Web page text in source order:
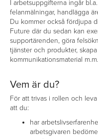
I arbetsuppgifterna ingår
felanmälningar, handlägga
Du kommer också fördjupa
Future där du sedan kan
supportärenden, göra
tjänster och produkter,
kommunikationsmaterial m.m.
Vem är du?
För att trivas i rollen och
att du:
har
arbetsgivaren